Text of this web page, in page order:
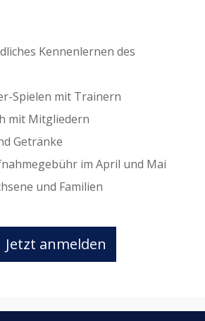
Kennenlernen des
Spielen mit Trainern
mit Mitgliedern
Getränke
im April und Mai
und Familien
Jetzt anmelden